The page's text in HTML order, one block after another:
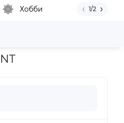
Хобби 1/2